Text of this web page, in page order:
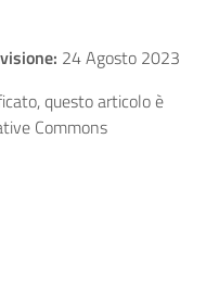
24 Agosto 2023
questo articolo è
Commons